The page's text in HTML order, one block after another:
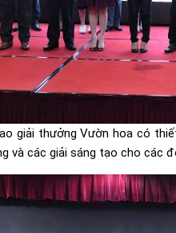
giải thưởng Vườn hoa có
và các giải sáng tạo cho các